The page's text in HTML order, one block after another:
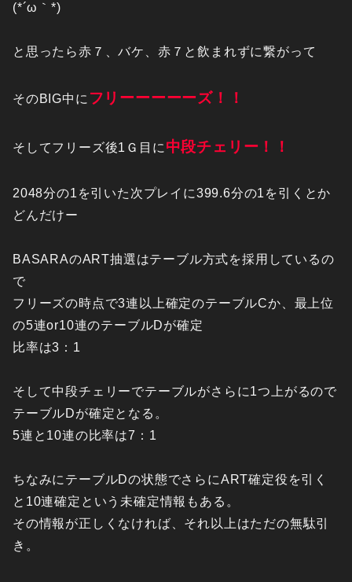
(*´ω｀*)
と思ったら赤７、バケ、赤７と飲まれずに繋がって
そのBIG中に フリーーーーーズ！！
そしてフリーズ後1Ｇ目に 中段チェリー！！
2048分の1を引いた次プレイに399.6分の1を引くとか
どんだけー
BASARAのART抽選はテーブル方式を採用しているの
で
フリーズの時点で3連以上確定のテーブルCか、最上位
の5連or10連のテーブルDが確定
比率は3：1
そして中段チェリーでテーブルがさらに1つ上がるので
テーブルDが確定となる。
5連と10連の比率は7：1
ちなみにテーブルDの状態でさらにART確定役を引く
と10連確定という未確定情報もある。
その情報が正しくなければ、それ以上はただの無駄引
き。